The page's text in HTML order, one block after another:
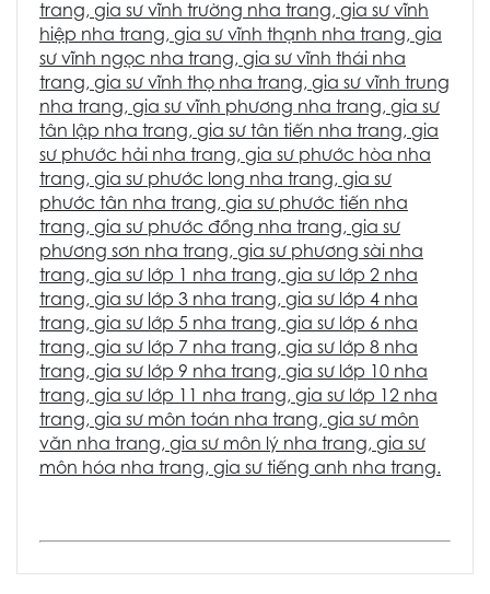
trang, gia sư vĩnh trường nha trang, gia sư vĩnh
hiệp nha trang, gia sư vĩnh thạnh nha trang, gia
sư vĩnh ngọc nha trang, gia sư vĩnh thái nha
trang, gia sư vĩnh thọ nha trang, gia sư vĩnh trung
nha trang, gia sư vĩnh phương nha trang, gia sư
tân lập nha trang, gia sư tân tiến nha trang, gia
sư phước hải nha trang, gia sư phước hòa nha
trang, gia sư phước long nha trang, gia sư
phước tân nha trang, gia sư phước tiến nha
trang, gia sư phước đồng nha trang, gia sư
phương sơn nha trang, gia sư phương sài nha
trang, gia sư lớp 1 nha trang, gia sư lớp 2 nha
trang, gia sư lớp 3 nha trang, gia sư lớp 4 nha
trang, gia sư lớp 5 nha trang, gia sư lớp 6 nha
trang, gia sư lớp 7 nha trang, gia sư lớp 8 nha
trang, gia sư lớp 9 nha trang, gia sư lớp 10 nha
trang, gia sư lớp 11 nha trang, gia sư lớp 12 nha
trang, gia sư môn toán nha trang, gia sư môn
văn nha trang, gia sư môn lý nha trang, gia sư
môn hóa nha trang, gia sư tiếng anh nha trang.